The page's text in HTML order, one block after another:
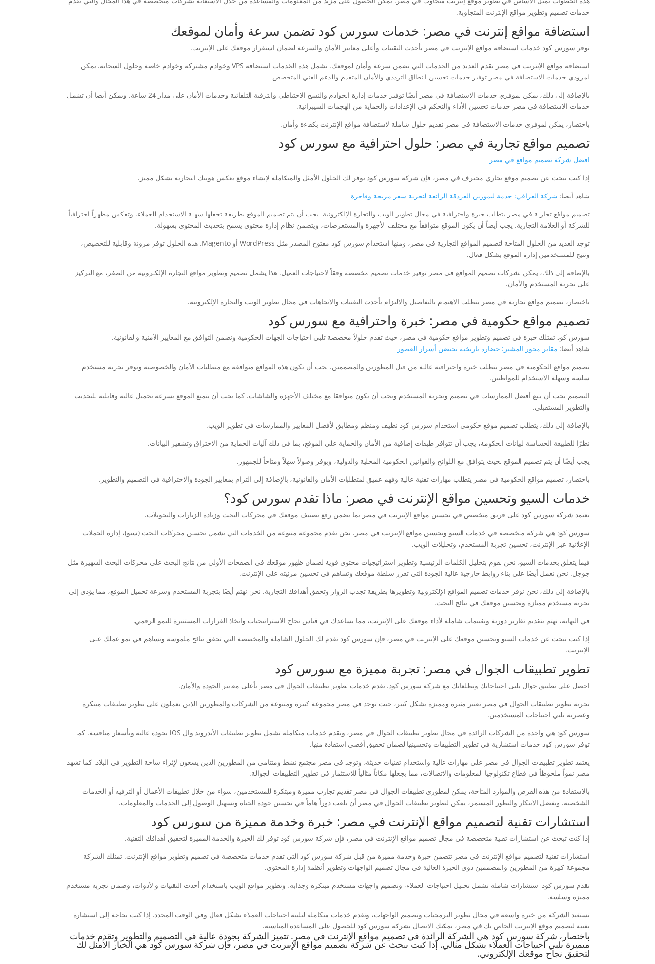
خدمات تصميم وتطوير مواقع الإنترنت المتجاوبة.
استضافة مواقع إنترنت في مصر: خدمات سورس كود تضمن سرعة وأمان لموقعك
توفر سورس كود خدمات استضافة مواقع الإنترنت في مصر بأحدث التقنيات وأعلى معايير الأمان والسرعة لضمان استقرار موقعك على الإنترنت.
استضافة مواقع الإنترنت في مصر تقدم العديد من الخدمات التي تضمن سرعة وأمان لموقعك. تشمل هذه الخدمات استضافة VPS وخوادم مشتركة وخوادم خاصة وحلول السحابة. يمكن
لمزودي خدمات الاستضافة في مصر توفير خدمات تحسين النطاق الترددي والأمان المتقدم والدعم الفني المتخصص.
بالإضافة إلى ذلك، يمكن لموفري خدمات الاستضافة في مصر أيضًا توفير خدمات إدارة الخوادم والنسخ الاحتياطي والترقية التلقائية وخدمات الأمان على مدار 24 ساعة. ويمكن أيضا أن تشمل
خدمات الاستضافة في مصر خدمات تحسين الأداء والتحكم في الإعدادات والحماية من الهجمات السيبرانية.
باختصار، يمكن لموفري خدمات الاستضافة في مصر تقديم حلول شاملة لاستضافة مواقع الإنترنت بكفاءة وأمان.
تصميم مواقع تجارية في مصر: حلول احترافية مع سورس كود
افضل شركة تصميم مواقع في مصر
إذا كنت تبحث عن تصميم موقع تجاري محترف في مصر، فإن شركة سورس كود توفر لك الحلول الأمثل والمتكاملة لإنشاء موقع يعكس هويتك التجارية بشكل مميز.
شاهد أيضا: شركة العراقي: خدمة ليموزين الغردقة الرائعة لتجربة سفر مريحة وفاخرة
تصميم مواقع تجارية في مصر يتطلب خبرة واحترافية في مجال تطوير الويب والتجارة الإلكترونية. يجب أن يتم تصميم الموقع بطريقة تجعلها سهلة الاستخدام للعملاء، وتعكس مظهراً احترافياً
للشركة أو العلامة التجارية. يجب أيضاً أن يكون الموقع متوافقاً مع مختلف الأجهزة والمستعرضات، ويتضمن نظام إدارة محتوى يسمح بتحديث المحتوى بسهولة.
توجد العديد من الحلول المتاحة لتصميم المواقع التجارية في مصر، ومنها استخدام سورس كود مفتوح المصدر مثل WordPress أو Magento. هذه الحلول توفر مرونة وقابلية للتخصيص،
وتتيح للمستخدمين إدارة الموقع بشكل فعال.
بالإضافة إلى ذلك، يمكن لشركات تصميم المواقع في مصر توفير خدمات تصميم مخصصة وفقاً لاحتياجات العميل. هذا يشمل تصميم وتطوير مواقع التجارة الإلكترونية من الصفر، مع التركيز
على تجربة المستخدم والأمان.
باختصار، تصميم مواقع تجارية في مصر يتطلب الاهتمام بالتفاصيل والالتزام بأحدث التقنيات والاتجاهات في مجال تطوير الويب والتجارة الإلكترونية.
تصميم مواقع حكومية في مصر: خبرة واحترافية مع سورس كود
سورس كود تمتلك خبرة في تصميم وتطوير مواقع حكومية في مصر، حيث تقدم حلولاً مخصصة تلبي احتياجات الجهات الحكومية وتضمن التوافق مع المعايير الأمنية والقانونية.
شاهد أيضا: مقابر محور المشير: حضارة تاريخية تحتضن أسرار العصور
تصميم مواقع الحكومية في مصر يتطلب خبرة واحترافية عالية من قبل المطورين والمصممين. يجب أن تكون هذه المواقع متوافقة مع متطلبات الأمان والخصوصية وتوفر تجربة مستخدم
سلسة وسهلة الاستخدام للمواطنين.
التصميم يجب أن يتبع أفضل الممارسات في تصميم وتجربة المستخدم ويجب أن يكون متوافقا مع مختلف الأجهزة والشاشات. كما يجب أن يتمتع الموقع بسرعة تحميل عالية وقابلية للتحديث
والتطوير المستقبلي.
بالإضافة إلى ذلك، يتطلب تصميم موقع حكومي استخدام سورس كود نظيف ومنظم ومطابق لأفضل المعايير والممارسات في تطوير الويب.
نظرًا للطبيعة الحساسة لبيانات الحكومة، يجب أن تتوافر طبقات إضافية من الأمان والحماية على الموقع، بما في ذلك آليات الحماية من الاختراق وتشفير البيانات.
يجب أيضًا أن يتم تصميم الموقع بحيث يتوافق مع اللوائح والقوانين الحكومية المحلية والدولية، ويوفر وصولاً سهلاً ومتاحاً للجمهور.
باختصار، تصميم مواقع الحكومية في مصر يتطلب مهارات تقنية عالية وفهم عميق لمتطلبات الأمان والقانونية، بالإضافة إلى التزام بمعايير الجودة والاحترافية في التصميم والتطوير.
خدمات السيو وتحسين مواقع الإنترنت في مصر: ماذا تقدم سورس كود؟
تعتمد شركة سورس كود على فريق متخصص في تحسين مواقع الإنترنت في مصر بما يضمن رفع تصنيف موقعك في محركات البحث وزيادة الزيارات والتحويلات.
سورس كود هي شركة متخصصة في خدمات السيو وتحسين مواقع الإنترنت في مصر. نحن نقدم مجموعة متنوعة من الخدمات التي تشمل تحسين محركات البحث (سيو)، إدارة الحملات
الإعلانية عبر الإنترنت، تحسين تجربة المستخدم، وتحليلات الويب.
فيما يتعلق بخدمات السيو، نحن نقوم بتحليل الكلمات الرئيسية وتطوير استراتيجيات محتوى قوية لضمان ظهور موقعك في الصفحات الأولى من نتائج البحث على محركات البحث الشهيرة مثل
جوجل. نحن نعمل أيضًا على بناء روابط خارجية عالية الجودة التي تعزز سلطة موقعك وتساهم في تحسين مرئيته على الإنترنت.
بالإضافة إلى ذلك، نحن نوفر خدمات تصميم المواقع الإلكترونية وتطويرها بطريقة تجذب الزوار وتحقق أهدافك التجارية. نحن نهتم أيضًا بتجربة المستخدم وسرعة تحميل الموقع، مما يؤدي إلى
تجربة مستخدم ممتازة وتحسين موقعك في نتائج البحث.
في النهاية، نهتم بتقديم تقارير دورية وتقييمات شاملة لأداء موقعك على الإنترنت، مما يساعدك في قياس نجاح الاستراتيجيات واتخاذ القرارات المستنيرة للنمو الرقمي.
إذا كنت تبحث عن خدمات السيو وتحسين موقعك على الإنترنت في مصر، فإن سورس كود تقدم لك الحلول الشاملة والمخصصة التي تحقق نتائج ملموسة وتساهم في نمو عملك على
الإنترنت.
تطوير تطبيقات الجوال في مصر: تجربة مميزة مع سورس كود
احصل على تطبيق جوال يلبي احتياجاتك وتطلعاتك مع شركة سورس كود. نقدم خدمات تطوير تطبيقات الجوال في مصر بأعلى معايير الجودة والأمان.
تجربة تطوير تطبيقات الجوال في مصر تعتبر مثيرة ومميزة بشكل كبير، حيث توجد في مصر مجموعة كبيرة ومتنوعة من الشركات والمطورين الذين يعملون على تطوير تطبيقات مبتكرة
وعصرية تلبي احتياجات المستخدمين.
سورس كود هي واحدة من الشركات الرائدة في مجال تطوير تطبيقات الجوال في مصر، وتقدم خدمات متكاملة تشمل تطوير تطبيقات الأندرويد وال iOS بجودة عالية وبأسعار منافسة. كما
توفر سورس كود خدمات استشارية في تطوير التطبيقات وتحسينها لضمان تحقيق أقصى استفادة منها.
يعتمد تطوير تطبيقات الجوال في مصر على مهارات عالية واستخدام تقنيات حديثة، وتوجد في مصر مجتمع نشط ومتنامي من المطورين الذين يسعون لإثراء ساحة التطوير في البلاد. كما تشهد
مصر نمواً ملحوظاً في قطاع تكنولوجيا المعلومات والاتصالات، مما يجعلها مكاناً مثالياً للاستثمار في تطوير التطبيقات الجوالة.
بالاستفادة من هذه الفرص والموارد المتاحة، يمكن لمطوري تطبيقات الجوال في مصر تقديم تجارب مميزة ومبتكرة للمستخدمين، سواء من خلال تطبيقات الأعمال أو الترفيه أو الخدمات
الشخصية. وبفضل الابتكار والتطور المستمر، يمكن لتطوير تطبيقات الجوال في مصر أن يلعب دوراً هاماً في تحسين جودة الحياة وتسهيل الوصول إلى الخدمات والمعلومات.
استشارات تقنية لتصميم مواقع الإنترنت في مصر: خبرة وخدمة مميزة من سورس كود
إذا كنت تبحث عن استشارات تقنية متخصصة في مجال تصميم مواقع الإنترنت في مصر، فإن شركة سورس كود توفر لك الخبرة والخدمة المميزة لتحقيق أهدافك التقنية.
استشارات تقنية لتصميم مواقع الإنترنت في مصر تتضمن خبرة وخدمة مميزة من قبل شركة سورس كود التي تقدم خدمات متخصصة في تصميم وتطوير مواقع الإنترنت. تمتلك الشركة
مجموعة كبيرة من المطورين والمصممين ذوي الخبرة العالية في مجال تصميم الواجهات وتطوير أنظمة إدارة المحتوى.
تقدم سورس كود استشارات شاملة تشمل تحليل احتياجات العملاء، وتصميم واجهات مستخدم مبتكرة وجذابة، وتطوير مواقع الويب باستخدام أحدث التقنيات والأدوات، وضمان تجربة مستخدم
مميزة وسلسة.
تستفيد الشركة من خبرة واسعة في مجال تطوير البرمجيات وتصميم الواجهات، وتقدم خدمات متكاملة لتلبية احتياجات العملاء بشكل فعال وفي الوقت المحدد. إذا كنت بحاجة إلى استشارة
تقنية لتصميم موقع الإنترنت الخاص بك في مصر، يمكنك الاتصال بشركة سورس كود للحصول على المساعدة المناسبة.
باختصار، شركة سورس كود هي الشركة الرائدة في تصميم مواقع الإنترنت في مصر. تتميز الشركة بجودة عالية في التصميم والتطوير وتقدم خدمات
متميزة تلبي احتياجات العملاء بشكل مثالي. إذا كنت تبحث عن شركة تصميم مواقع الإنترنت في مصر، فإن شركة سورس كود هي الخيار الأمثل لك
لتحقيق نجاح موقعك الإلكتروني.